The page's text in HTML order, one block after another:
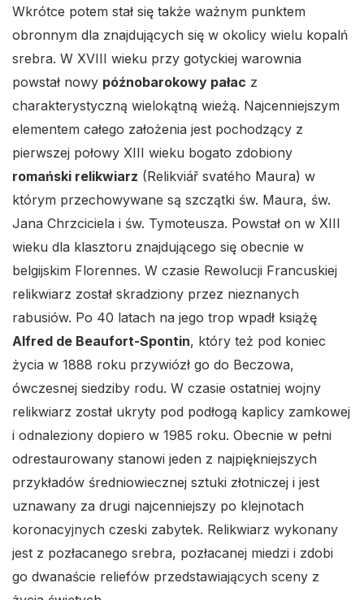
Wkrótce potem stał się także ważnym punktem
obronnym dla znajdujących się w okolicy wielu kopalń
srebra. W XVIII wieku przy gotyckiej warownia
powstał nowy późnobarokowy pałac z
charakterystyczną wielokątną wieżą. Najcenniejszym
elementem całego założenia jest pochodzący z
pierwszej połowy XIII wieku bogato zdobiony
romański relikwiarz (Relikviář svatého Maura) w
którym przechowywane są szczątki św. Maura, św.
Jana Chrzciciela i św. Tymoteusza. Powstał on w XIII
wieku dla klasztoru znajdującego się obecnie w
belgijskim Florennes. W czasie Rewolucji Francuskiej
relikwiarz został skradziony przez nieznanych
rabusiów. Po 40 latach na jego trop wpadł książę
Alfred de Beaufort-Spontin, który też pod koniec
życia w 1888 roku przywiózł go do Beczowa,
ówczesnej siedziby rodu. W czasie ostatniej wojny
relikwiarz został ukryty pod podłogą kaplicy zamkowej
i odnaleziony dopiero w 1985 roku. Obecnie w pełni
odrestaurowany stanowi jeden z najpiękniejszych
przykładów średniowiecznej sztuki złotniczej i jest
uznawany za drugi najcenniejszy po klejnotach
koronacyjnych czeski zabytek. Relikwiarz wykonany
jest z pozłacanego srebra, pozłacanej miedzi i zdobi
go dwanaście reliefów przedstawiających sceny z